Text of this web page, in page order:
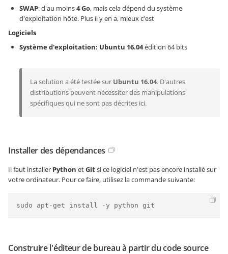
SWAP: d'au moins4 Go, mais cela dépend du système
d'exploitation hôte. Plus il y en a, mieux c'est
Logiciels
Système d'exploitation: Ubuntu 16.04édition 64 bits
La solution a été testée sur Ubuntu 16.04. D'autres
distributions peuvent nécessiter des manipulations
spécifiques qui ne sont pas décrites ici.
Installer des dépendances
Il faut installer Python etGitsi ce logiciel n'est pas encore installé sur
votre ordinateur. Pour ce faire, utilisez la commande suivante:
sudo apt-get install -y python git
Construire l'éditeur de bureau à partir du code source